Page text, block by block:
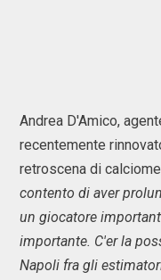
Andrea D'Amico,
recentemente
retroscena di
contento di aver
un giocatore
importante. C'er la
Napoli fra gli